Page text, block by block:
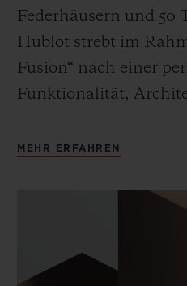
Federhäusern und 50
Hublot strebt im
Fusion“ nach einer
Funktionalität,
MEHR ERFAHREN